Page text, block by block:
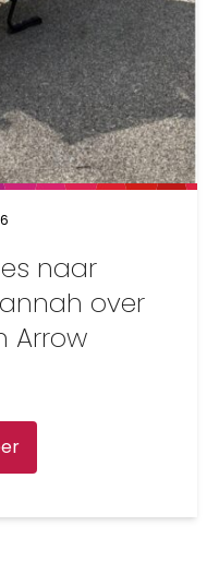
naar
over
Arrow